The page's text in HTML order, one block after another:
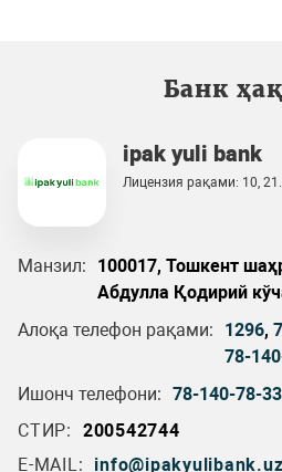
Банк
ipak yuli bank
Лицензия рақами: 10,
Манзил:
100017, Тошкент
Абдулла Қодирий
Алоқа телефон рақами:
1296,
78-
Ишонч телефони: 78-140-78-33
СТИР:
200542744
E-MAIL:
info@ipakyulibank.uz